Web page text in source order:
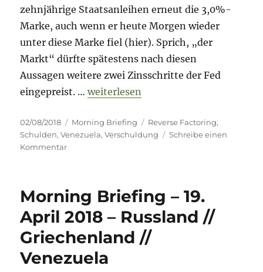
zehnjährige Staatsanleihen erneut die 3,0%-
Marke, auch wenn er heute Morgen wieder
unter diese Marke fiel (hier). Sprich, „der
Markt“ dürfte spätestens nach diesen
Aussagen weitere zwei Zinsschritte der Fed
eingepreist. …„Morning Briefing – 2. August 2018
weiterlesen
Veröffentlicht
am
02/08/2018 Kategorien
Morning Briefing Schlagwörter
Reverse Factoring,
Schulden,Venezuela,Verschuldung
Schreibe einen
Kommentarzu
2.
August
2018
–
Schulden
//
Morning Briefing – 19.
April 2018 – Russland //
Griechenland //
Venezuela